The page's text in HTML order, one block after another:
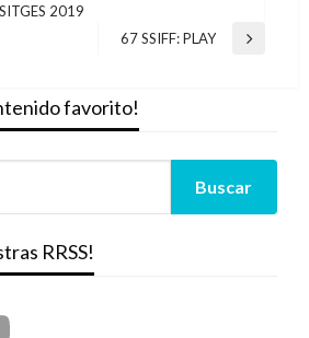
2019
Entrada
67 SSIFF: PLAY
favorito!
RRSS!